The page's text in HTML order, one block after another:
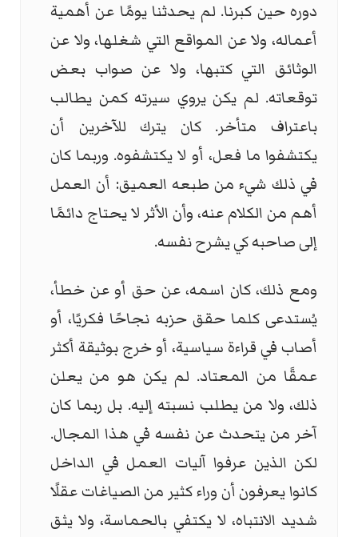
دوره حين كبرنا. لم يحدثنا يومًا عن أهمية
أعماله، ولا عن المواقع التي شغلها، ولا عن
الوثائق التي كتبها، ولا عن صواب بعض
توقعاته. لم يكن يروي سيرته كمن يطالب
باعتراف متأخر. كان يترك للآخرين أن
يكتشفوا ما فعل، أو لا يكتشفوه. وربما كان
في ذلك شيء من طبعه العميق: أن العمل
أهم من الكلام عنه، وأن الأثر لا يحتاج دائمًا
إلى صاحبه كي يشرح نفسه.
ومع ذلك، كان اسمه، عن حق أو عن خطأ،
يُستدعى كلما حقق حزبه نجاحًا فكريًا، أو
أصاب في قراءة سياسية، أو خرج بوثيقة أكثر
عمقًا من المعتاد. لم يكن هو من يعلن
ذلك، ولا من يطلب نسبته إليه. بل ربما كان
آخر من يتحدث عن نفسه في هذا المجال.
لكن الذين عرفوا آليات العمل في الداخل
كانوا يعرفون أن وراء كثير من الصياغات عقلًا
شديد الانتباه، لا يكتفي بالحماسة، ولا يثق